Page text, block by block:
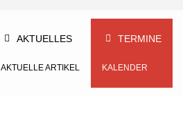
AKTUELLES
AKTUELLE ARTIKEL
TERMINE
KALENDER